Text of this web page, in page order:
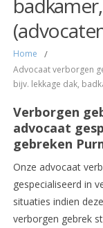
Home /
Advocaat verborgen
bijv. lekkage dak,
Verborgen
advocaat
gebreken
Onze advocaat
gespecialiseerd in
situaties indien
verborgen gebrek